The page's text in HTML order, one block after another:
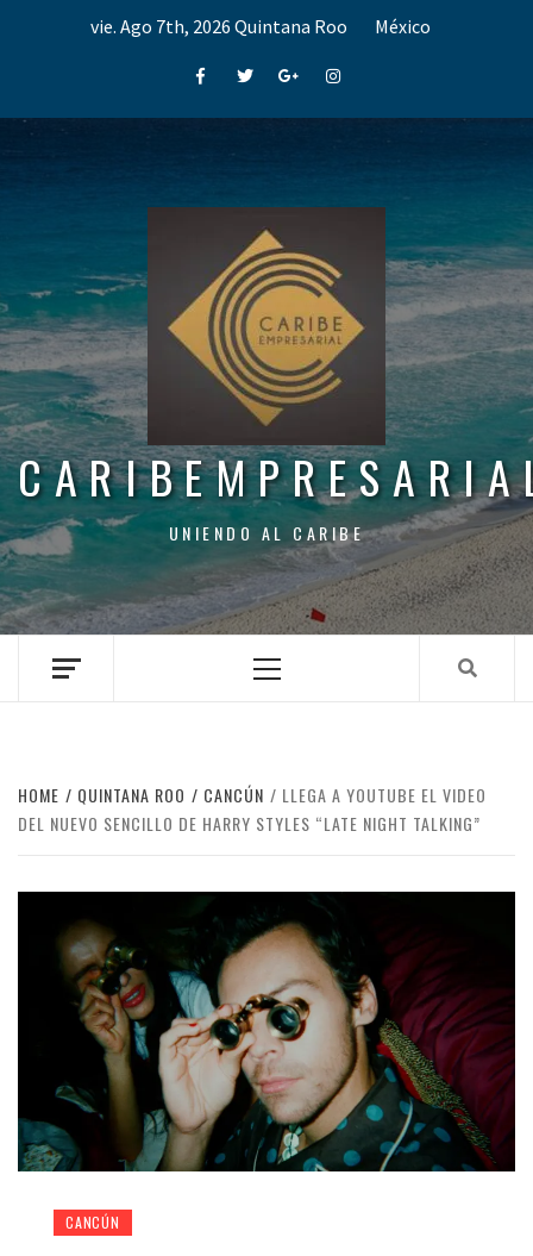
vie. Ago 7th, 2026 Quintana Roo México
FacebookTwitterGoogle+Instagram
UNIENDO AL CARIBE
Menu
HOME QUINTANA ROO CANCÚN
LLEGA A YOUTUBE EL VIDEO
DEL NUEVO SENCILLO DE HARRY STYLES “LATE NIGHT TALKING”
CANCÚN